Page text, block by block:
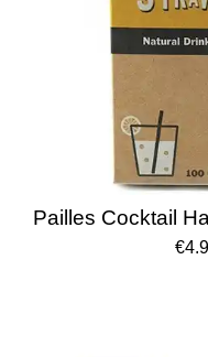
Pailles Cocktail